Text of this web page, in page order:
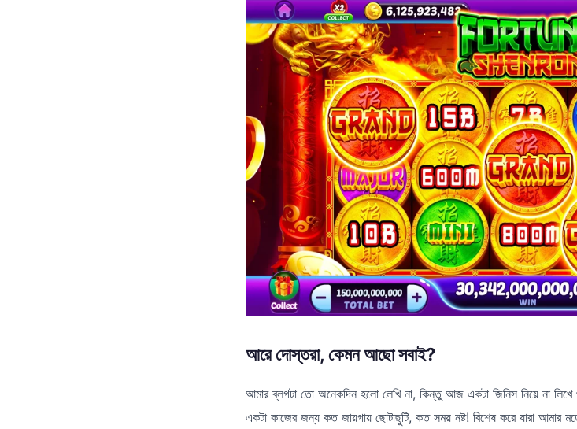
আরে দোস্তরা, কেমন আছো সবাই?
আমার ব্লগটা তো অনেকদিন হলো লেখি না, কিন্তু আজ একটা জিনিস নিয়ে না লিখে
একটা কাজের জন্য কত জায়গায় ছোটাছুটি, কত সময় নষ্ট! বিশেষ করে যারা আমার